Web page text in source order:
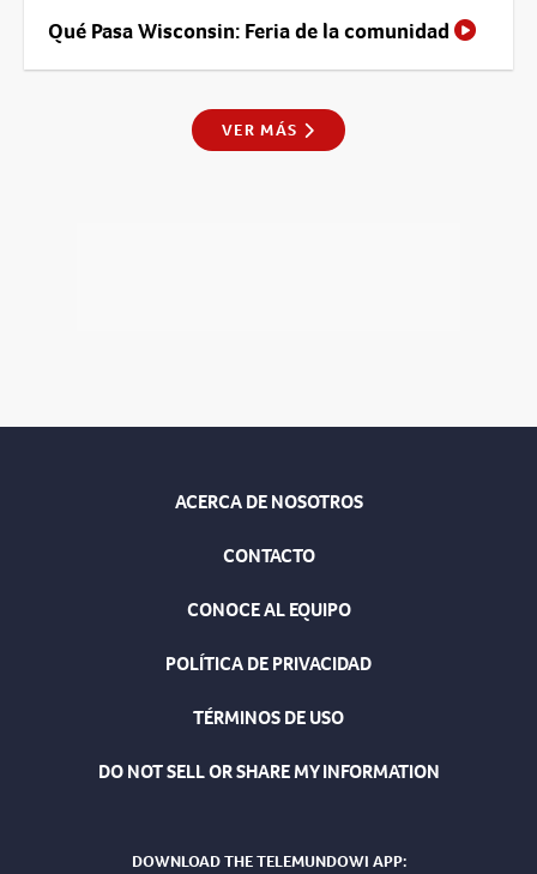
Qué Pasa Wisconsin: Feria de la comunidad
VER MÁS
ACERCA DE NOSOTROS
CONTACTO
CONOCE AL EQUIPO
POLÍTICA DE PRIVACIDAD
TÉRMINOS DE USO
DO NOT SELL OR SHARE MY INFORMATION
DOWNLOAD THE TELEMUNDOWI APP: